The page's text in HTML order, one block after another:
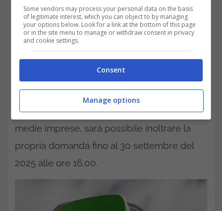
imprese che vorranno rinnovare il proprio
parco veicoli. Chi deciderà di sostituire le
auto vecchie e inquinanti con mezzi nuovi
avrà diritto a un finanziamento ma per
accedervi si devono rispettare parametri e
requisiti specifici. Il bando Rinnova Veicoli è
rivolto, in generale, a tutte le micro, piccole e
medie imprese, sarà possibile inoltrare la
propria domanda fino al 30 settembre del
2025 alle ore 16.00.
Some vendors may process your personal data on the basis
of legitimate interest, which you can object to by managing
your options below. Look for a link at the bottom of this page
or in the site menu to manage or withdraw consent in privacy
and cookie settings.
Consent
Manage options